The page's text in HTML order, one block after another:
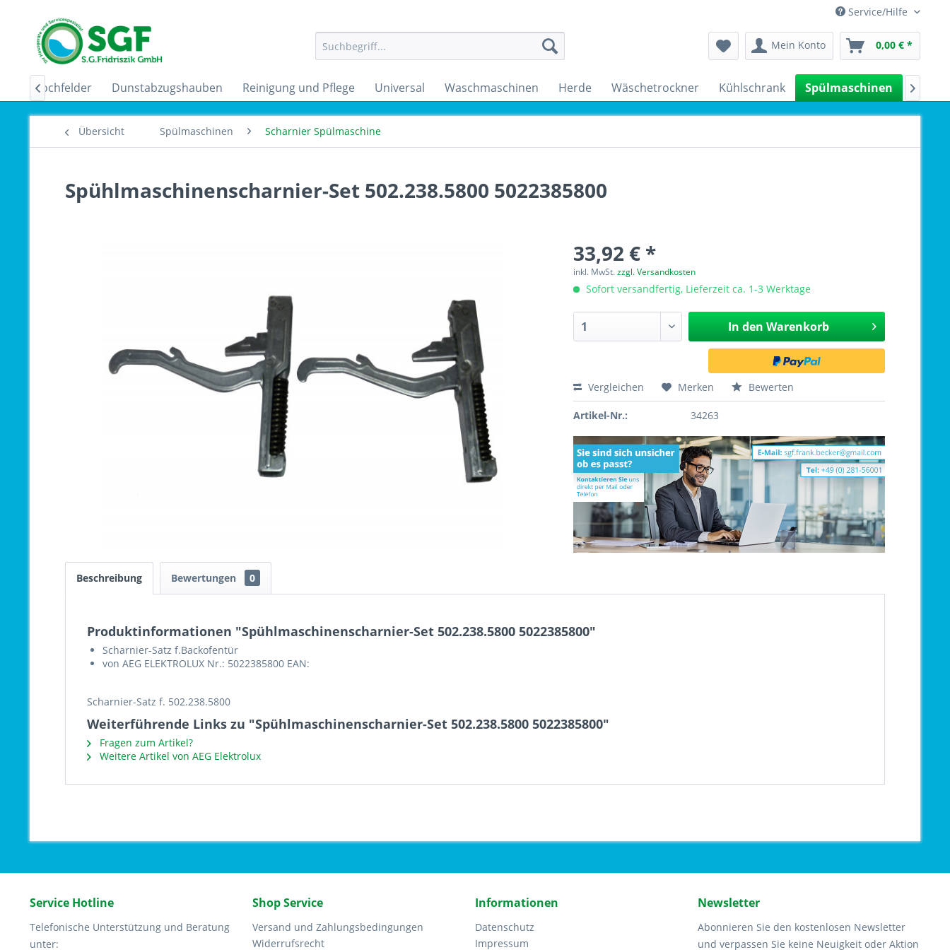
Service/Hilfe
Mein Konto 0,00 € *
Dunstabzugshauben Reinigung und Pflege Universal Waschmaschinen Herde Wäschetrockner Kühlschrank Spülmaschinen
 
Übersicht Spülmaschinen Scharnier Spülmaschine
Spühlmaschinenscharnier-Set 502.238.5800 5022385800
33,92 € *
inkl. MwSt.zzgl. Versandkosten
Sofort versandfertig, Lieferzeit ca. 1-3 Werktage
In den Warenkorb
Vergleichen Merken Bewerten
Artikel-Nr.: 34263
Beschreibung Bewertungen 0
Produktinformationen "Spühlmaschinenscharnier-Set 502.238.5800 5022385800"
Scharnier-Satz f.Backofentür
von AEG ELEKTROLUX Nr.: 5022385800 EAN:
Scharnier-Satz f. 502.238.5800
Weiterführende Links zu "Spühlmaschinenscharnier-Set 502.238.5800 5022385800"
Fragen zum Artikel?
Weitere Artikel von AEG Elektrolux
Service Hotline
Telefonische Unterstützung und Beratung
unter:
Shop Service
Versand und Zahlungsbedingungen
Widerrufsrecht
Informationen
Datenschutz
Impressum
Newsletter
Abonnieren Sie den kostenlosen Newsletter
und verpassen Sie keine Neuigkeit oder Aktion